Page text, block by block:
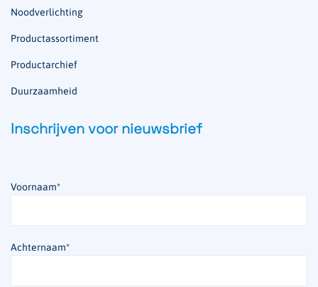
Noodverlichting
Productassortiment
Productarchief
Duurzaamheid
Inschrijven voor nieuwsbrief
Voornaam*
Achternaam*